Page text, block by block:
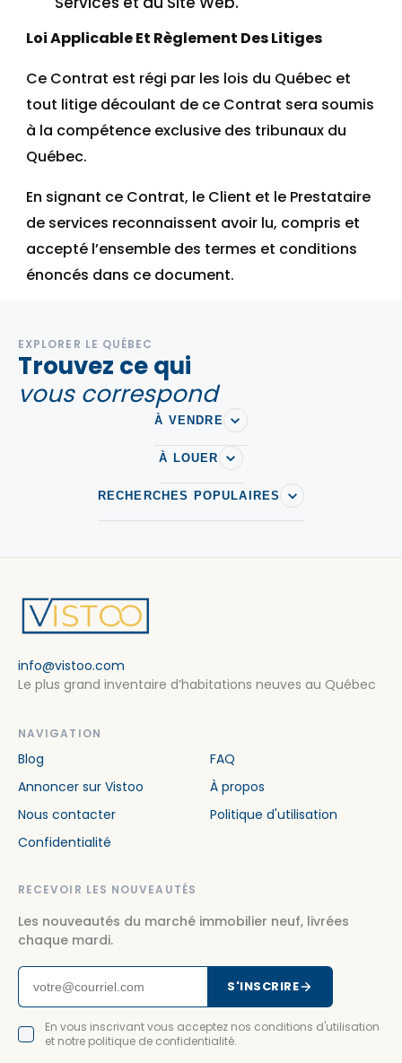
Loi Applicable Et Règlement Des Litiges
Ce Contrat est régi par les lois du Québec et
tout litige découlant de ce Contrat sera soumis
à la compétence exclusive des tribunaux du
Québec.
En signant ce Contrat, le Client et le Prestataire
de services reconnaissent avoir lu, compris et
accepté l’ensemble des termes et conditions
énoncés dans ce document.
EXPLORER LE QUÉBEC
Trouvez ce qui
vous correspond
À VENDRE
À LOUER
RECHERCHES POPULAIRES
info@vistoo.com
Le plus grand inventaire d’habitations neuves au Québec
NAVIGATION
Blog
FAQ
Annoncer sur Vistoo
À propos
Nous contacter
Politique d'utilisation
Confidentialité
RECEVOIR LES NOUVEAUTÉS
Les nouveautés du marché immobilier neuf, livrées
chaque mardi.
S'INSCRIRE
En vous inscrivant vous acceptez nos conditions d'utilisation
et notre politique de confidentialité.